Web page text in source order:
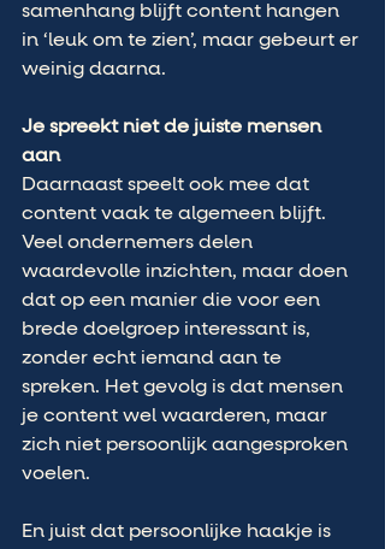
samenhang blijft content hangen
in ‘leuk om te zien’, maar gebeurt er
weinig daarna.
Je spreekt niet de juiste mensen
aan
Daarnaast speelt ook mee dat
content vaak te algemeen blijft.
Veel ondernemers delen
waardevolle inzichten, maar doen
dat op een manier die voor een
brede doelgroep interessant is,
zonder echt iemand aan te
spreken. Het gevolg is dat mensen
je content wel waarderen, maar
zich niet persoonlijk aangesproken
voelen.
En juist dat persoonlijke haakje is